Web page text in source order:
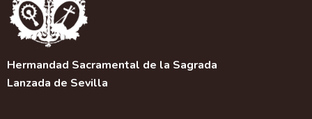
Hermandad Sacramental de la Sagrada
Lanzada de Sevilla